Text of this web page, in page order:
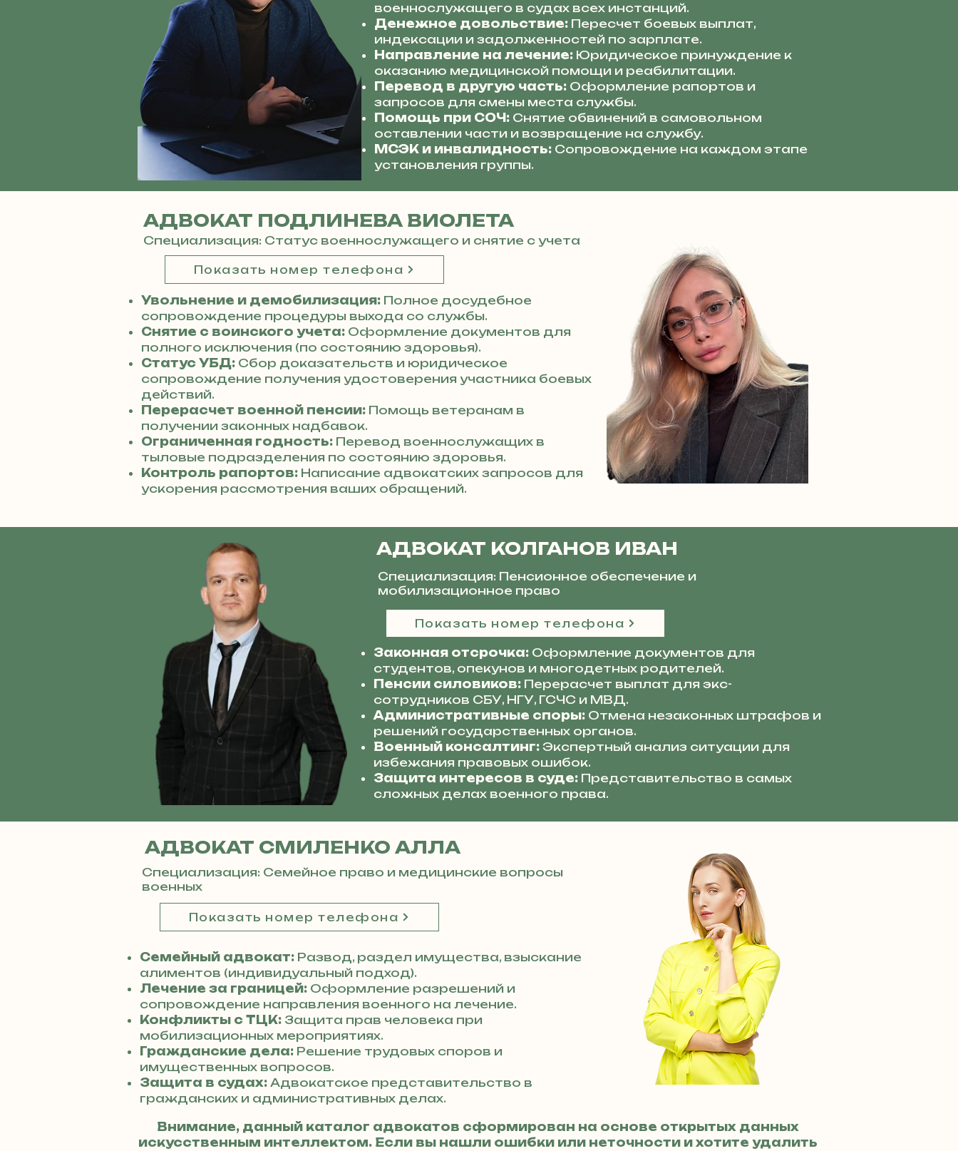
военнослужащего в судах всех инстанций.
Денежное довольствие: Пересчет боевых выплат,
индексации и задолженностей по зарплате.
Направление на лечение: Юридическое принуждение к
оказанию медицинской помощи и реабилитации.
Перевод в другую часть: Оформление рапортов и
запросов для смены места службы.
Помощь при СОЧ: Снятие обвинений в самовольном
оставлении части и возвращение на службу.
МСЭК и инвалидность: Сопровождение на каждом этапе
установления группы.
АДВОКАТ ПОДЛИНЕВА ВИОЛЕТА
Специализация: Статус военнослужащего и снятие с учета
Показать номер телефона
Увольнение и демобилизация: Полное досудебное
сопровождение процедуры выхода со службы.
Снятие с воинского учета: Оформление документов для
полного исключения (по состоянию здоровья).
Статус УБД: Сбор доказательств и юридическое
сопровождение получения удостоверения участника боевых
действий.
Перерасчет военной пенсии: Помощь ветеранам в
получении законных надбавок.
Ограниченная годность: Перевод военнослужащих в
тыловые подразделения по состоянию здоровья.
Контроль рапортов: Написание адвокатских запросов для
ускорения рассмотрения ваших обращений.
АДВОКАТ КОЛГАНОВ ИВАН
Специализация: Пенсионное обеспечение и
мобилизационное право
Законная отсрочка: Оформление документов для
студентов, опекунов и многодетных родителей.
Пенсии силовиков: Перерасчет выплат для экс-
сотрудников СБУ, НГУ, ГСЧС и МВД.
Административные споры: Отмена незаконных штрафов и
решений государственных органов.
Военный консалтинг: Экспертный анализ ситуации для
избежания правовых ошибок.
Защита интересов в суде: Представительство в самых
сложных делах военного права.
Показать номер телефона
АДВОКАТ СМИЛЕНКО АЛЛА
Специализация: Семейное право и медицинские вопросы
военных
Показать номер телефона
Семейный адвокат: Развод, раздел имущества, взыскание
алиментов (индивидуальный подход).
Лечение за границей: Оформление разрешений и
сопровождение направления военного на лечение.
Конфликты с ТЦК: Защита прав человека при
мобилизационных мероприятиях.
Гражданские дела: Решение трудовых споров и
имущественных вопросов.
Защита в судах: Адвокатское представительство в
гражданских и административных делах.
Внимание, данный каталог адвокатов сформирован на основе открытых данных
искусственным интеллектом. Если вы нашли ошибки или неточности и хотите удалить